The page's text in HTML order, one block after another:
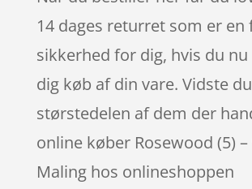
14 dages returret som er en
sikkerhed for dig, hvis du
dig køb af din vare. Vidste
størstedelen af dem der
online køber Rosewood (5) –
Maling hos onlineshoppen